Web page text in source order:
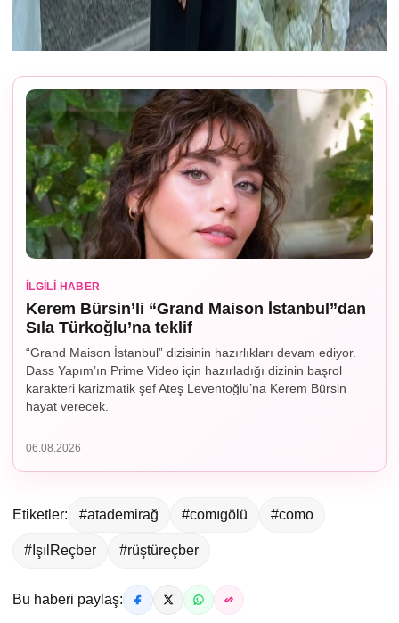
İLGILI HABER
Kerem Bürsin’li “Grand Maison İstanbul”dan
Sıla Türkoğlu’na teklif
“Grand Maison İstanbul” dizisinin hazırlıkları devam ediyor.
Dass Yapım’ın Prime Video için hazırladığı dizinin başrol
karakteri karizmatik şef Ateş Leventoğlu’na Kerem Bürsin
hayat verecek.
06.08.2026
Etiketler: #atademirağ #comıgölü #como
#IşılReçber #rüştüreçber
Bu haberi paylaş: